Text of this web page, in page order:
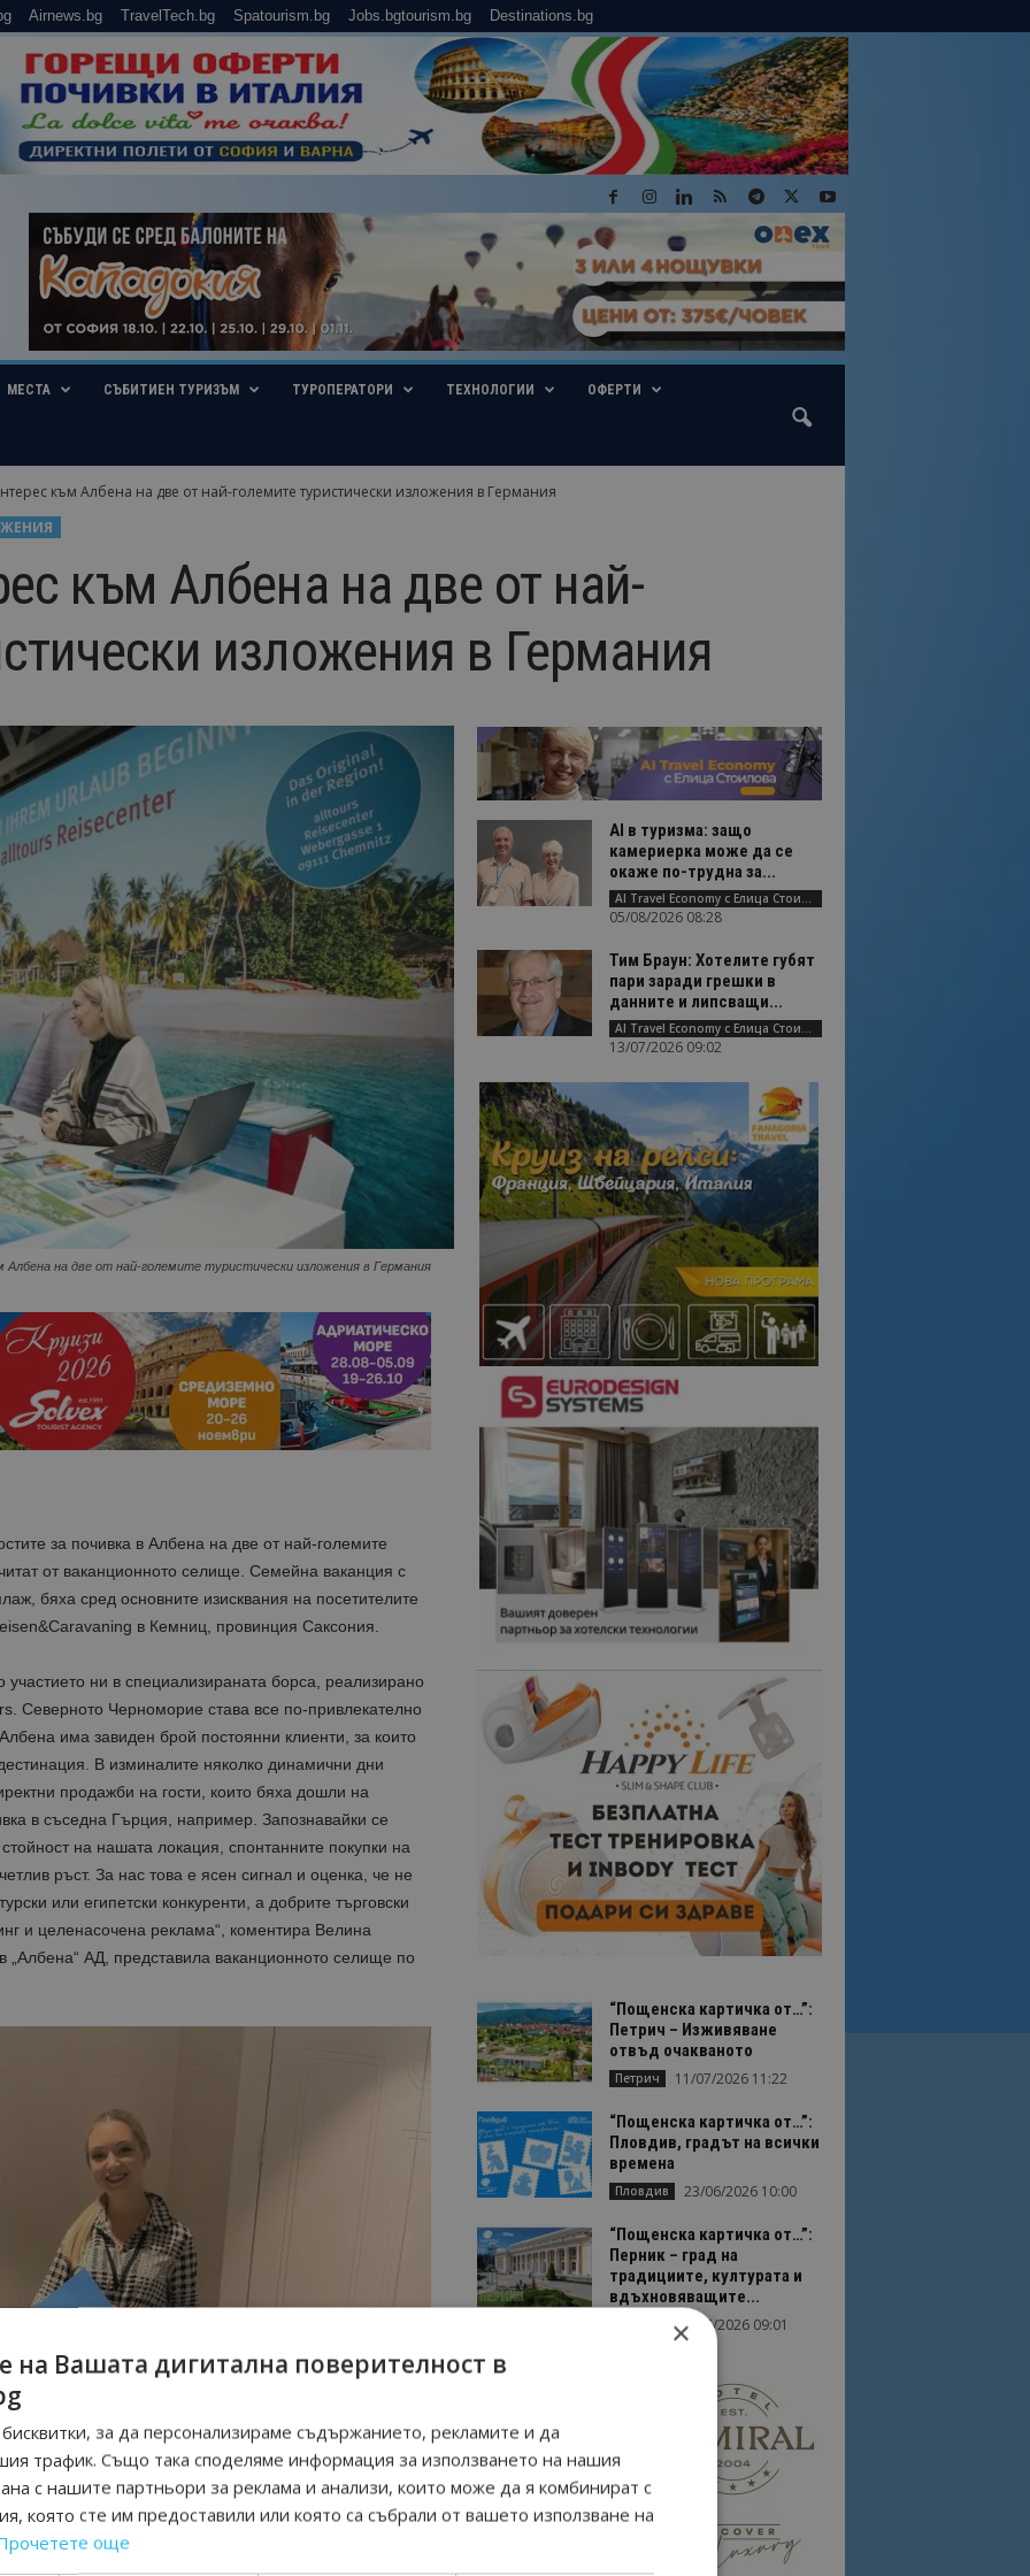
Airnews.bg TravelTech.bg Spatourism.bg Jobs.bgtourism.bg Destinations.bg
МЕСТА СЪБИТИЕН ТУРИЗЪМ ТУРОПЕРАТОРИ ТЕХНОЛОГИИ ОФЕРТИ
към Албена на две от най-големите туристически изложения в Германия
към Албена на две от най-
изложения в Германия
Албена на две от най-големите туристически изложения в Германия
за почивка в Албена на две от най-големите
от ваканционното селище. Семейна ваканция с
бяха сред основните изисквания на посетителите
в Кемниц, провинция Саксония.
ни в специализираната борса, реализирано
Северното Черноморие става все по-привлекателно
има завиден брой постоянни клиенти, за които
В изминалите няколко динамични дни
продажби на гости, които бяха дошли на
в съседна Гърция, например. Запознавайки се
на нашата локация, спонтанните покупки на
ръст. За нас това е ясен сигнал и оценка, че не
или египетски конкуренти, а добрите търговски
и целенасочена реклама“, коментира Велина
АД, представила ваканционното селище по
AI в туризма: защо
камериерка може да се
окаже по-трудна за...
AI Travel Economy с Елица Стоилова
05/08/2026 08:28
Тим Браун: Хотелите губят
пари заради грешки в
данните и липсващи...
AI Travel Economy с Елица Стоилова
13/07/2026 09:02
“Пощенска картичка от…”:
Петрич – Изживяване
отвъд очакваното
Петрич 11/07/2026 11:22
“Пощенска картичка от…”:
Пловдив, градът на всички
времена
Пловдив 23/06/2026 10:00
“Пощенска картичка от…”:
Перник – град на
традициите, културата и
вдъхновяващите...
17/06/2026 09:01
×
на Вашата дигитална поверителност в
за да персонализираме съдържанието, рекламите и да
трафик. Също така споделяме информация за използването на нашия
с нашите партньори за реклама и анализи, които може да я комбинират с
която сте им предоставили или която са събрали от вашето използване на
още